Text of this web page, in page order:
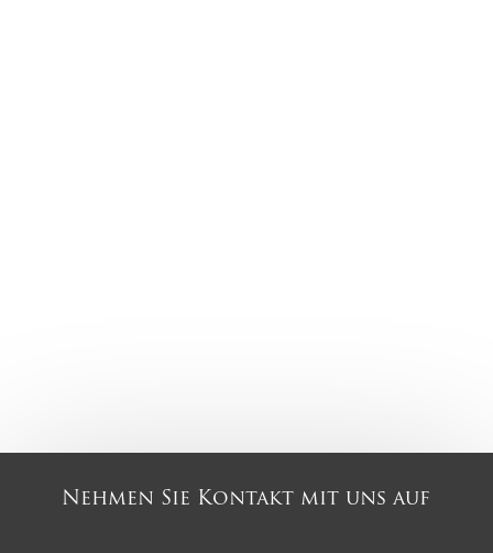
Nehmen Sie Kontakt mit uns auf